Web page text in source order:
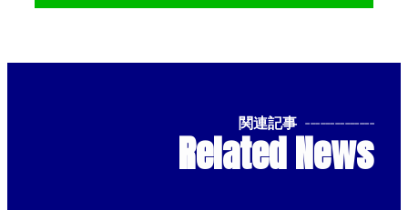
関連記事 --------------
Related News